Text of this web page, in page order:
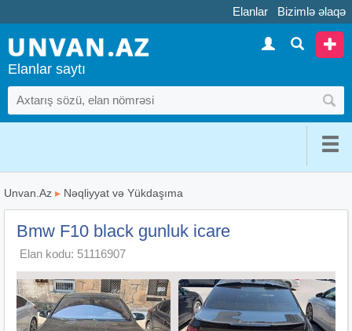
Elanlar Bizimlə əlaqə
Elanlar saytı
Unvan.Az ▸ Nəqliyyat və Yükdaşıma
Bmw F10 black gunluk icare
Elan kodu: 51116907